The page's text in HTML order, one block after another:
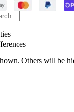
Others will be